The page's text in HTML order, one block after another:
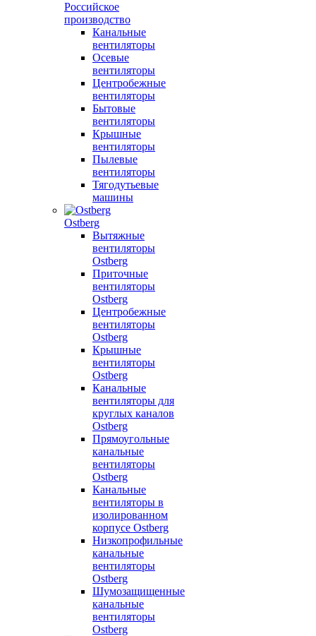
Российское
производство
Канальные
вентиляторы
Осевые
вентиляторы
Центробежные
вентиляторы
Бытовые
вентиляторы
Крышные
вентиляторы
Пылевые
вентиляторы
Тягодутьевые
машины
Ostberg
Вытяжные
вентиляторы
Ostberg
Приточные
вентиляторы
Ostberg
Центробежные
вентиляторы
Ostberg
Крышные
вентиляторы
Ostberg
Канальные
вентиляторы для
круглых каналов
Ostberg
Прямоугольные
канальные
вентиляторы
Ostberg
Канальные
вентиляторы в
изолированном
корпусе Ostberg
Низкопрофильные
канальные
вентиляторы
Ostberg
Шумозащищенные
канальные
вентиляторы
Ostberg